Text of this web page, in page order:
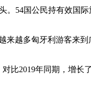
54国公民持有效国
来越多匈牙利游客来
比2019年同期，增长